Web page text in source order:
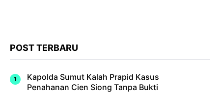
POST TERBARU
Kapolda Sumut Kalah Prapid Kasus
Penahanan Cien Siong Tanpa Bukti